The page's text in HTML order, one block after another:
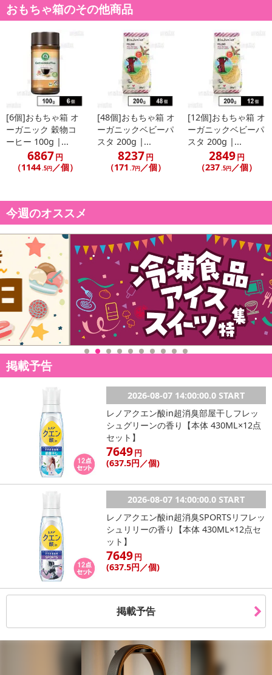
おもちゃ箱のその他商品
[6個]おもちゃ箱 オ
ーガニック 穀物コ
ーヒー 100g |...
6867円
（1144.5円／個）
[48個]おもちゃ箱 オ
ーガニックベビーパ
スタ 200g |...
8237円
（171 .7円／個）
[12個]おもちゃ箱 オ
ーガニックベビーパ
スタ 200g |...
2849円
（237.5円／個）
今週のオススメ
掲載予告
2026-08-07 14:00:00.0 START
レノアクエン酸in超消臭部屋干しフレッ
シュグリーンの香り【本体 430ML×12点
セット】
7649円
(637.5円／個)
2026-08-07 14:00:00.0 START
レノアクエン酸in超消臭SPORTSリフレッ
シュリリーの香り【本体 430ML×12点セ
ット】
7649円
(637.5円 ／個)
掲載予告